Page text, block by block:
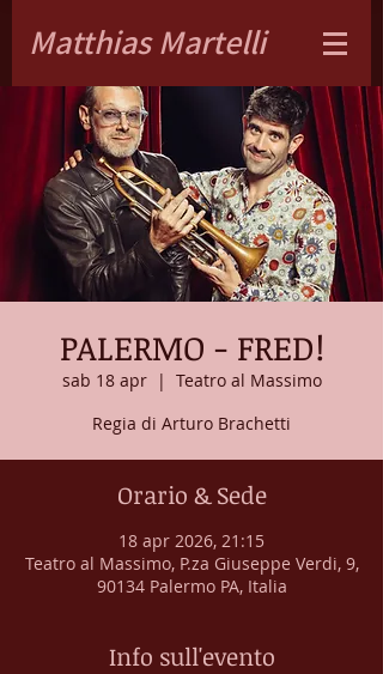
Matthias Martelli
PALERMO - FRED!
sab 18 apr
  |
Teatro al Massimo
Regia di Arturo Brachetti
Orario & Sede
18 apr 2026, 21:15
Teatro al Massimo, P.za Giuseppe Verdi, 9,
90134 Palermo PA, Italia
Info sull'evento